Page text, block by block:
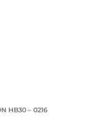
HB30 – 0216